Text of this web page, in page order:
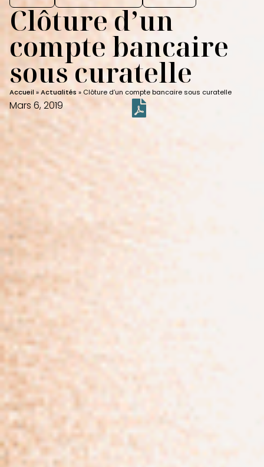
Clôture d’un
compte bancaire
sous curatelle
Accueil »Actualités » Clôture d’un compte bancaire sous curatelle
Mars 6, 2019